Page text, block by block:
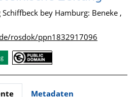
bey Hamburg: Beneke ,
rosdok/ppn1832917096
Metadaten